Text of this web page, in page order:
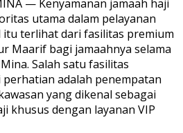
— Kenyamanan jamaah haji
utama dalam pelayanan
itu terlihat dari fasilitas premium
Maarif bagi jamaahnya selama
Salah satu fasilitas
adalah penempatan
yang dikenal sebagai
khusus dengan layanan VIP